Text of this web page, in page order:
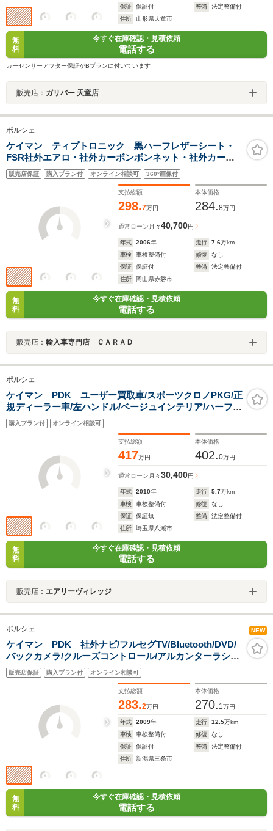
保証
保証付 整備
法定整備付
住所
山形県天童市
無
料
今すぐ在庫確認・見積依頼
電話する
カーセンサーアフター保証がBプランに付いています
販売店： ガリバー 天童店
ポルシェ
ケイマン ティプトロニック 黒ハーフレザーシート・
FSR社外エアロ・社外カーボンボンネット・社外カーボ
ンリアウイング・社外ナビ・シートヒーター・バックカ
メラ・UVカットフィルム・後席フィルム・社外EBM・禁
煙車・背面パワーシート・ETC
販売店保証 購入プラン付 オンライン相談可 360°画像付
支払総額
298.7万円
本体価格
284.8万円
通常ローン 月々40,700円
年式 2006年 走行 7.6万km
車検
車検整備付 修復
なし
保証
保証付 整備
法定整備付
住所
岡山県赤磐市
無
料
今すぐ在庫確認・見積依頼
電話する
販売店： 輸入車専門店 ＣＡＲＡＤ
ポルシェ
ケイマン PDK ユーザー買取車/スポーツクロノPKG/正
規ディーラー車/左ハンドル/ベージュインテリア/ハーフレ
ザーシート/シートヒーター/クラリオンナビ/フルセグTV/
バックカメラ/BT接続可/ETC/HIDヘッドライト/車検整備
購入プラン付 オンライン相談可
支払総額
417万円
本体価格
402.0万円
通常ローン 月々30,400円
年式 2010年 走行 5.7万km
車検
車検整備付 修復
なし
保証
保証無 整備
法定整備付
住所
埼玉県八潮市
無
料
今すぐ在庫確認・見積依頼
電話する
販売店： エアリーヴィレッジ
ポルシェ NEW
ケイマン PDK 社外ナビ/フルセグTV/Bluetooth/DVD/
バックカメラ/クルーズコントロール/アルカンターラシー
ト/ETC/シートヒーター/ドライブレコーダー前後/HIDヘッ
ドライト/フォグランプ
販売店保証 購入プラン付 オンライン相談可
支払総額
283.2万円
本体価格
270. 1 万円
年式 2009年 走行 12.5万km
車検
車検整備付 修復
なし
保証
保証付 整備
法定整備付
住所
新潟県三条市
無
料
今すぐ在庫確認・見積依頼
電話する